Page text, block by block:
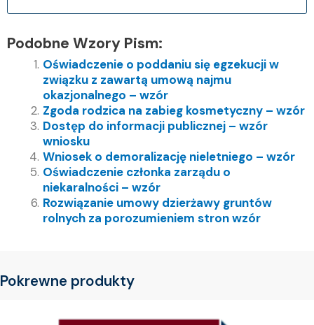
Podobne Wzory Pism:
Oświadczenie o poddaniu się egzekucji w
związku z zawartą umową najmu
okazjonalnego – wzór
Zgoda rodzica na zabieg kosmetyczny – wzór
Dostęp do informacji publicznej – wzór
wniosku
Wniosek o demoralizację nieletniego – wzór
Oświadczenie członka zarządu o
niekaralności – wzór
Rozwiązanie umowy dzierżawy gruntów
rolnych za porozumieniem stron wzór
Pokrewne produkty